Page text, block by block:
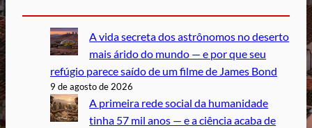
A vida secreta dos astrônomos no deserto
mais árido do mundo — e por que seu
refúgio parece saído de um filme de James Bond
9 de agosto de 2026
A primeira rede social da humanidade
tinha 57 mil anos — e a ciência acaba de